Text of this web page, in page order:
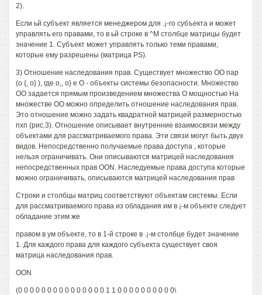
2).
Если ьй субъект является менеджером для .¡-го субъекта и может
управлять его правами, то в ьй строке в ^М столбце матрицы будет
значение 1. Субъект может управлять только теми правами,
которые ему разрешены (матрица PS).
3) Отношение наследования прав. Существует множество ОО пар
(о {, о} ), где о,, о} е О - объекты системы безопасности. Множество
ОО задается прямым произведением множества О мощностью На
множестве ОО можно определить отношение наследования прав.
Это отношение можно задать квадратной матрицей размерностью
пхп (рис.3). Отношение описывает внутренние взаимосвязи между
объектами для рассматриваемого права. Эти связи могут быть двух
видов. Непосредственно получаемые права доступа , которые
нельзя ограничивать. Они описываются матрицей наследования
непосредственных прав OON. Наследуемые права доступа которые
можно ограничивать, описываются матрицей наследования прав
Строки и столбцы матриц соответствуют объектам системы. Если
для рассматриваемого права из обладания им в ¡-м объекте следует
обладание этим же
правом в ум объекте, то в 1-й строке в .¡-м столбце будет значение
1. Для каждого права для каждого субъекта существует своя
матрица наследования прав.
OON
(0 0 0 0 0 0 0 0 0 0 0 0 0 0 0 1 1 0 0 0 0 0 0 0 0 0 0\